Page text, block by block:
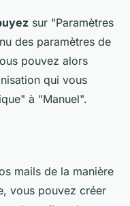
sur "Paramètres
des paramètres de
pouvez alors
qui vous
à "Manuel".
mails de la manière
vous pouvez créer